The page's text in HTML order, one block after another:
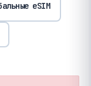
eSIM